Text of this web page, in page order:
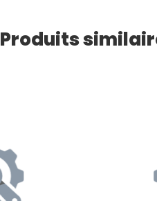
Produits